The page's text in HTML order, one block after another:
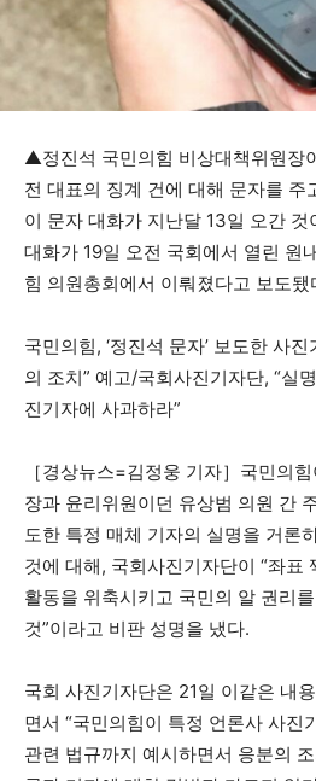
▲정진석 국민의힘 비상대책위원장
전 대표의 징계 건에 대해 문자를 주
이 문자 대화가 지난달 13일 오간
대화가 19일 오전 국회에서 열린 원
힘 의원총회에서 이뤄졌다고 보도
국민의힘, ‘정진석 문자’ 보도한 사
의 조치” 예고/국회사진기자단, “실
진기자에 사과하라”
［경상뉴스=김정웅 기자］국민의
장과 윤리위원이던 유상범 의원 간
도한 특정 매체 기자의 실명을 거론
것에 대해, 국회사진기자단이 “좌표
활동을 위축시키고 국민의 알 권리
것”이라고 비판 성명을 냈다.
국회 사진기자단은 21일 이같은 내
면서 “국민의힘이 특정 언론사 사진
관련 법규까지 예시하면서 응분의